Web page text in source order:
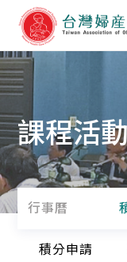
課程活
行事曆
積分申請